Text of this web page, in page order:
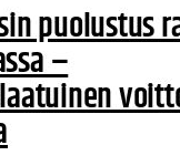
puolustus
–